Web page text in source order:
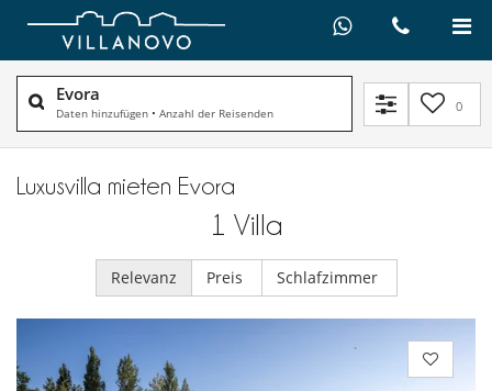
Evora
Daten hinzufügen • Anzahl der Reisenden 0
Luxusvilla mieten Evora
1 Villa
Relevanz Preis Schlafzimmer